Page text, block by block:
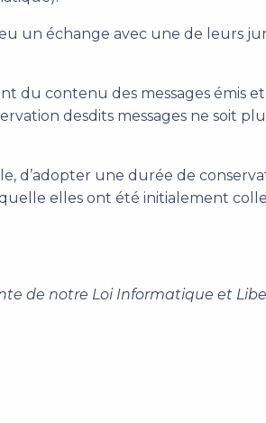
un échange avec une de leurs
du contenu des messages émis
desdits messages ne soit
d’adopter une durée de
elles ont été initialement
de notre Loi Informatique et